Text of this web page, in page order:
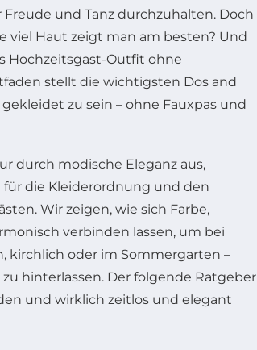
und Tanz durchzuhalten. Doch
viel Haut zeigt man am besten? Und
Hochzeitsgast-Outfit ohne
stellt die wichtigsten Dos and
zu sein – ohne Fauxpas und
durch modische Eleganz aus,
die Kleiderordnung und den
Wir zeigen, wie sich Farbe,
verbinden lassen, um bei
kirchlich oder im Sommergarten –
hinterlassen. Der folgende Ratgeber
und wirklich zeitlos und elegant